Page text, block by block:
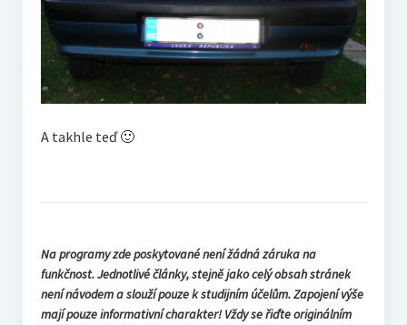
A takhle teď 🙂
Na programy zde poskytované není žádná záruka na
funkčnost. Jednotlivé články, stejně jako celý obsah stránek
není návodem a slouží pouze k studijním účelům. Zapojení výše
mají pouze informativní charakter! Vždy se řiďte originálním